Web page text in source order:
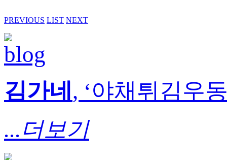
PREVIOUS LIST NEXT
김가네 , ‘야채튀김우
...더보기